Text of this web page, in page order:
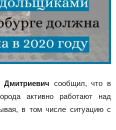
Дмитриевич сообщил, что в
активно работают над
в том числе ситуацию с